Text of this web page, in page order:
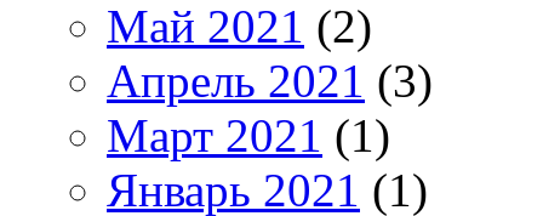
Май 2021 (2)
Апрель 2021 (3)
Март 2021 (1)
Январь 2021 (1)